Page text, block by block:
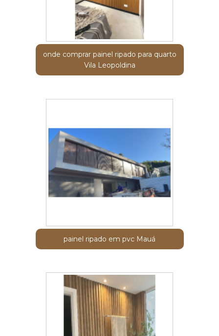
onde comprar painel ripado para quarto
Vila Leopoldina
painel ripado em pvc Mauá